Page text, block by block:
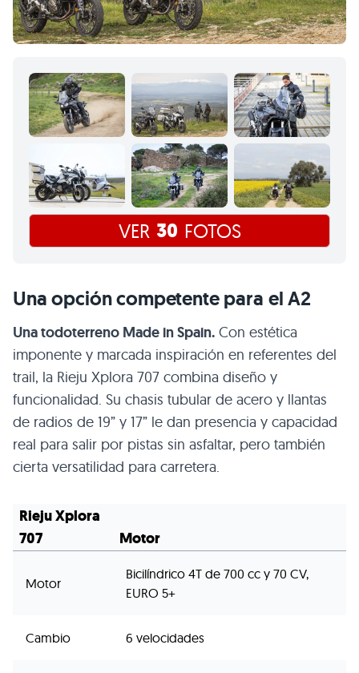
VER 30 FOTOS
Una opción competente para el A2
Una todoterreno Made in Spain. Con estética
imponente y marcada inspiración en referentes del
trail, la Rieju Xplora 707 combina diseño y
funcionalidad. Su chasis tubular de acero y llantas
de radios de 19” y 17” le dan presencia y capacidad
real para salir por pistas sin asfaltar, pero también
cierta versatilidad para carretera.
Rieju Xplora
707
Motor
Motor
Bicilíndrico 4T de 700 cc y 70 CV,
EURO 5+
Cambio 6 velocidades